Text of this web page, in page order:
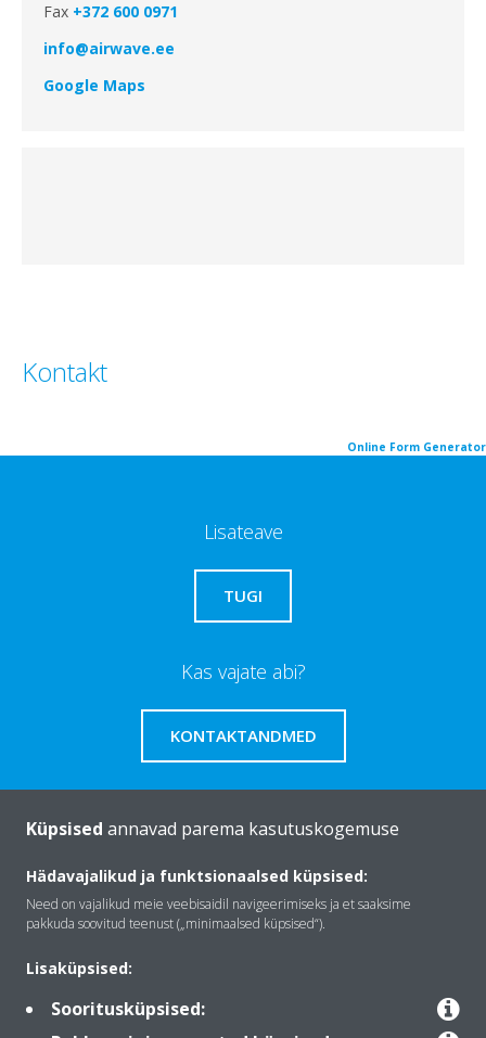
Fax +372 600 0971
info@airwave.ee
Google Maps
Kontakt
Online Form Generator
Lisateave
TUGI
Kas vajate abi?
KONTAKTANDMED
Tutvustus Daikin
Kontakt
Küpsised annavad parema kasutuskogemuse
Hädavajalikud ja funktsionaalsed küpsised:
Need on vajalikud meie veebisaidil navigeerimiseks ja et saaksime
pakkuda soovitud teenust („minimaalsed küpsised“).
Lisaküpsised:
Sooritusküpsised: